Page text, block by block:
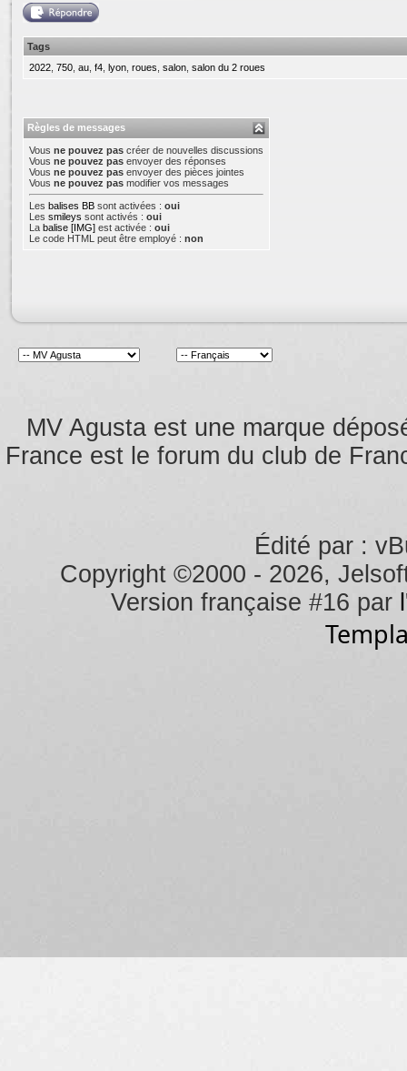
Tags
2022 750 au f4 lyon roues salon salon du 2 roues
Règles de messages
Vous ne pouvez pas créer de nouvelles discussions
Vous ne pouvez pas envoyer des réponses
Vous ne pouvez pas envoyer des pièces jointes
Vous ne pouvez pas modifier vos messages
Les balises BB sont activées : oui
Les smileys sont activés : oui
La balise [IMG] est activée : oui
Le code HTML peut être employé : non
MV Agusta est une marque
France est le forum du club de
Édité par :
Copyright ©2000 - 2026,
Version française #16 par